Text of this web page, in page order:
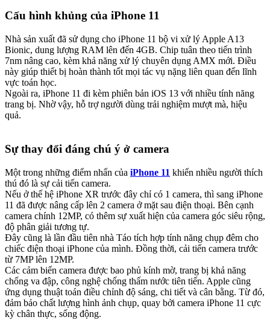
Cấu hình khủng của iPhone 11
Nhà sản xuất đã sử dụng cho iPhone 11 bộ vi xử lý Apple A13
Bionic, dung lượng RAM lên đến 4GB. Chip tuân theo tiến trình
7nm nâng cao, kèm khả năng xử lý chuyên dụng AMX mới. Điều
này giúp thiết bị hoàn thành tốt mọi tác vụ nặng liên quan đến lĩnh
vực toán học.
Ngoài ra, iPhone 11 đi kèm phiên bản iOS 13 với nhiều tính năng
trang bị. Nhờ vậy, hỗ trợ người dùng trải nghiệm mượt mà, hiệu
quả.
Sự thay đổi đáng chú ý ở camera
Một trong những điểm nhấn của iPhone 11 khiến nhiều người thích
thú đó là sự cải tiến camera.
Nếu ở thế hệ iPhone XR trước đây chỉ có 1 camera, thì sang iPhone
11 đã được nâng cấp lên 2 camera ở mặt sau điện thoại. Bên cạnh
camera chính 12MP, có thêm sự xuất hiện của camera góc siêu rộng,
độ phân giải tương tự.
Đây cũng là lần đầu tiên nhà Táo tích hợp tính năng chụp đêm cho
chiếc điện thoại iPhone của mình. Đồng thời, cải tiến camera trước
từ 7MP lên 12MP.
Các cảm biến camera được bao phủ kính mờ, trang bị khả năng
chống va đập, công nghệ chống thấm nước tiên tiến. Apple cũng
ứng dụng thuật toán điều chỉnh độ sáng, chi tiết và cân bằng. Từ đó,
đảm bảo chất lượng hình ảnh chụp, quay bởi camera iPhone 11 cực
kỳ chân thực, sống động.